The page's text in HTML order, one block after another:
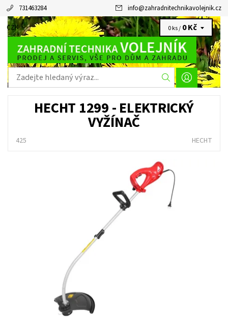
731463284 info@zahradnitechnikavolejnik.cz
CZK 0 ks / 0 Kč
HECHT 1299 - ELEKTRICKÝ
VYŽÍNAČ
425 HECHT